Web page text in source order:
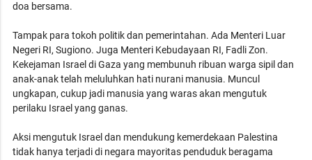
doa bersama.
Tampak para tokoh politik dan pemerintahan. Ada Menteri Luar
Negeri RI, Sugiono. Juga Menteri Kebudayaan RI, Fadli Zon.
Kekejaman Israel di Gaza yang membunuh ribuan warga sipil dan
anak-anak telah meluluhkan hati nurani manusia. Muncul
ungkapan, cukup jadi manusia yang waras akan mengutuk
perilaku Israel yang ganas.
Aksi mengutuk Israel dan mendukung kemerdekaan Palestina
tidak hanya terjadi di negara mayoritas penduduk beragama